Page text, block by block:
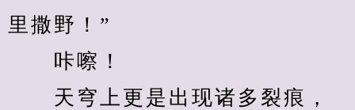
里撒野！”
咔嚓！
天穹上更是出现诸多裂痕，